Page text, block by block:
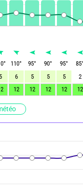
° 110° 95° 90° 95° 85
5 6 5 5 5
2
12 12 12 12 12